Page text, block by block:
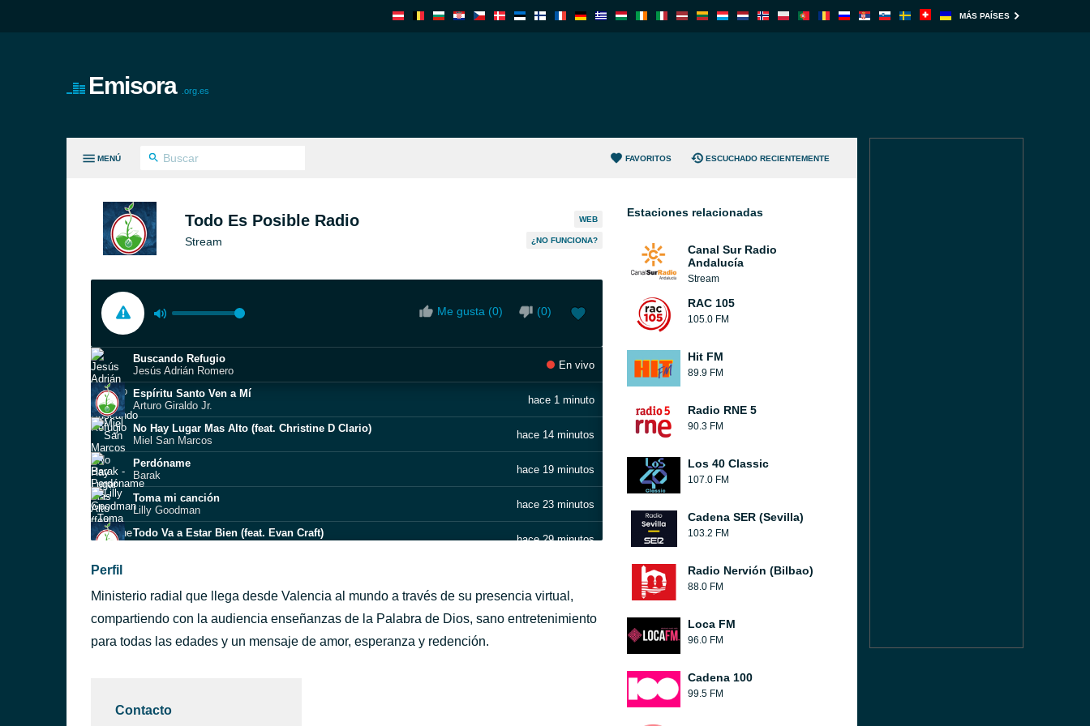
MÁS PAÍSES
Emisora .org.es
MENÚ FAVORITOS ESCUCHADO RECIENTEMENTE
Todo Es Posible Radio
Stream
WEB
¿NO FUNCIONA?
Me gusta (0) (0)
Buscando Refugio
Jesús Adrián Romero
En vivo
Espíritu Santo Ven a Mí
Arturo Giraldo Jr.
hace 1 minuto
No Hay Lugar Mas Alto (feat. Christine D Clario)
Miel San Marcos
hace 14 minutos
Perdóname
Barak
hace 19 minutos
Toma mi canción
Lilly Goodman
hace 23 minutos
Todo Va a Estar Bien (feat. Evan Craft)
hace 29 minutos
El Que Ama Mi Alma
Doris Machin
Hemos Vencido / El Grito De El Shaddai [Estribillo]
Paul Wilbur
Perfil
Ministerio radial que llega desde Valencia al mundo a través de su presencia virtual,
compartiendo con la audiencia enseñanzas de la Palabra de Dios, sano entretenimiento
para todas las edades y un mensaje de amor, esperanza y redención.
Contacto
Estaciones relacionadas
Canal Sur Radio
Andalucía
Stream
RAC 105
105.0 FM
Hit FM
89.9 FM
Radio RNE 5
90.3 FM
Los 40 Classic
107.0 FM
Cadena SER (Sevilla)
103.2 FM
Radio Nervión (Bilbao)
88.0 FM
Loca FM
96.0 FM
Cadena 100
99.5 FM